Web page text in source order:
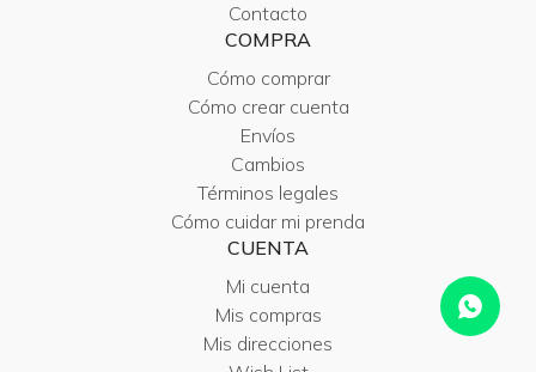
Contacto
COMPRA
Cómo comprar
Cómo crear cuenta
Envíos
Cambios
Términos legales
Cómo cuidar mi prenda
CUENTA
Mi cuenta
Mis compras
Mis direcciones